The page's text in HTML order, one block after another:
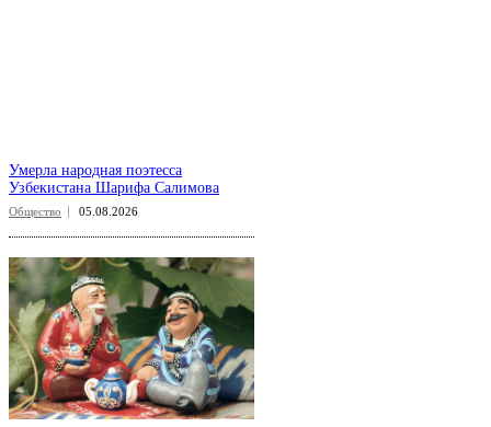
Умерла народная поэтесса
Узбекистана Шарифа Салимова
Общество 05.08.2026